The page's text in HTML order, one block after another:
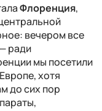
Флоренция,
вечером все
ради
мы посетили
хотя
до сих пор